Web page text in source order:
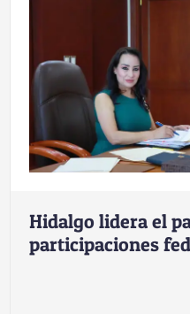
Hidalgo lidera el
participaciones